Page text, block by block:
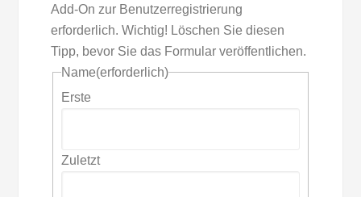
Add-On zur Benutzerregistrierung
erforderlich. Wichtig! Löschen Sie diesen
Tipp, bevor Sie das Formular veröffentlichen.
Name(erforderlich)
Erste
Zuletzt